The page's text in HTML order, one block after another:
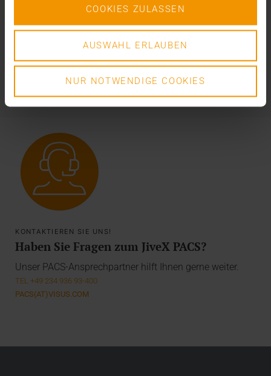
COOKIES ZULASSEN
AUSWAHL ERLAUBEN
NUR NOTWENDIGE COOKIES
Dies ist gerade für Radiologinnen und Radiologen ein
einem Patientenportal bereitstellen können.
KONTAKTIEREN SIE UNS!
Haben Sie Fragen zum JiveX PACS?
Unser PACS-Ansprechpartner hilft Ihnen gerne weiter.
TEL +49 234 936 93-400
PACS(AT)VISUS.COM